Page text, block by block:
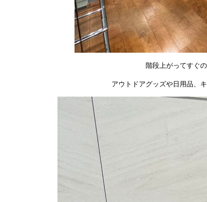
階段上がってすぐ
アウトドアグッズや日用品、